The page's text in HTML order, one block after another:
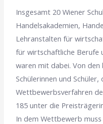
Insgesamt 20 Wiener
Handelsakademien,
Lehranstalten für
für wirtschaftliche Berufe
waren mit dabei. Von den
Schülerinnen und
Wettbewerbsverfahren
185 unter die
In dem Wettbewerb